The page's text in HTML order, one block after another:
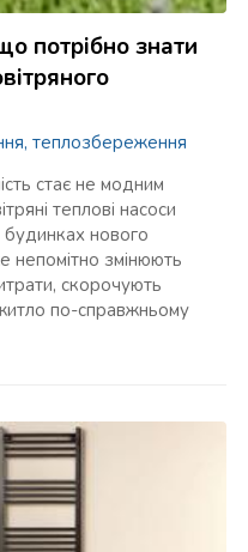
потрібно знати
теплозбереження
стає не модним
теплові насоси
нового
непомітно змінюють
скорочують
по-справжньому